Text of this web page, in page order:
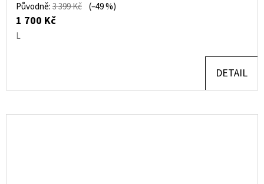
Původně:3 399 Kč (–49 %)
1 700 Kč
L
DETAIL